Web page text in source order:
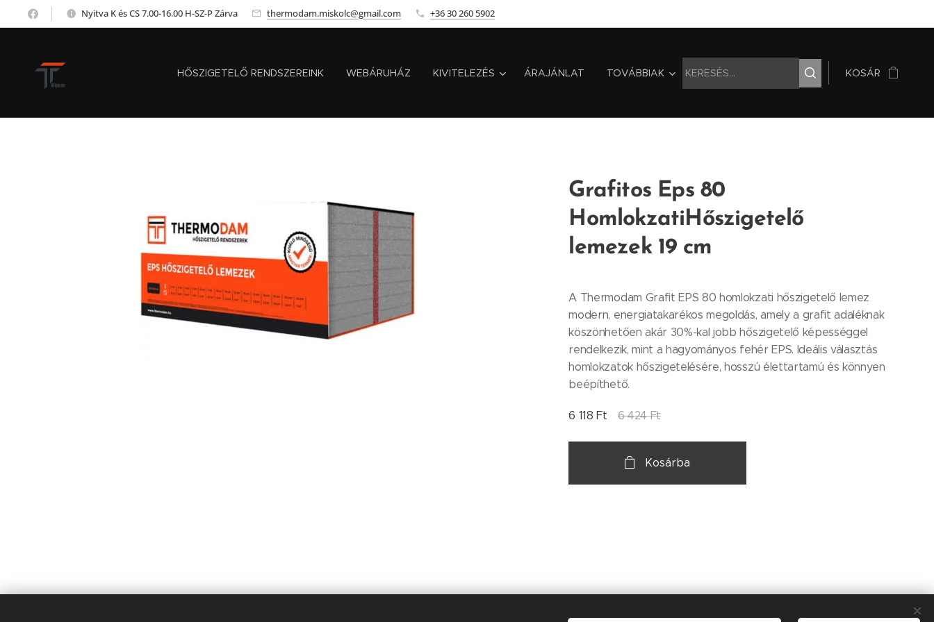
Nyitva K és CS 7.00-16.00 H-SZ-P Zárva thermodam.miskolc@gmail.com +36 30 260 5902
HŐSZIGETELŐ RENDSZEREINK WEBÁRUHÁZ KIVITELEZÉS ÁRAJÁNLAT TOVÁBBIAK KOSÁR
Grafitos Eps 80
HomlokzatiHőszigetelő
lemezek 19 cm
A Thermodam Grafit EPS 80 homlokzati hőszigetelő lemez
modern, energiatakarékos megoldás, amely a grafit adaléknak
köszönhetően akár 30%-kal jobb hőszigetelő képességgel
rendelkezik, mint a hagyományos fehér EPS. Ideális választás
homlokzatok hőszigetelésére, hosszú élettartamú és könnyen
beépíthető.
6 118 Ft 6 424Ft
Kosárba